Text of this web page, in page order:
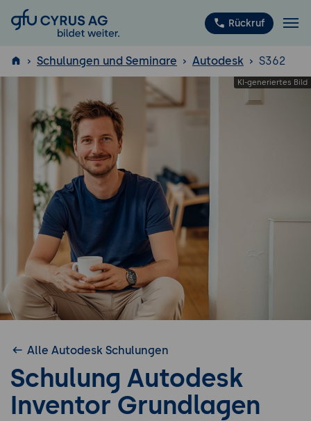
GFU Cyrus AG Rückruf
ISTQB
Schulungen und Seminare Autodesk S362
Alle Autodesk Schulungen
Schulung Autodesk
Inventor Grundlagen